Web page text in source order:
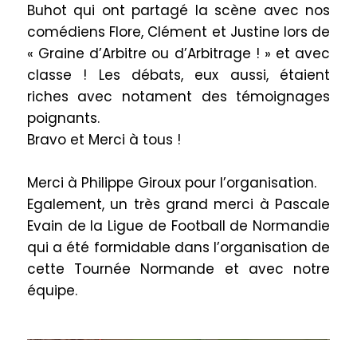
Buhot qui ont partagé la scène avec nos
comédiens Flore, Clément et Justine lors de
« Graine d’Arbitre ou d’Arbitrage ! » et avec
classe ! Les débats, eux aussi,étaient
riches avec notament des témoignages
poignants.
Bravo et Merci à tous !
Merci à Philippe Giroux pour l’organisation.
Egalement, un très grand merci à Pascale
Evain de la Ligue de Football de Normandie
qui a été formidable dans l’organisation de
cette Tournée Normande et avec notre
équipe.